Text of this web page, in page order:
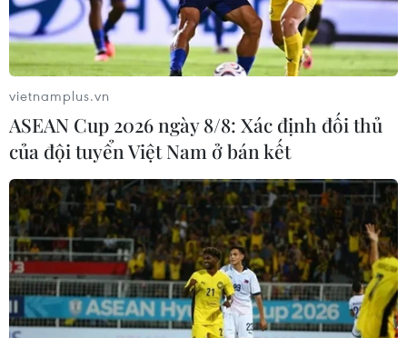
TP.HCM có thêm 1 ca dương tính liên
quan đến ổ dịch Tân Sơn Nhất
12/02/2021 12:56
Trường hợp này được phát hiện trong quá trình tầm soát
vietnamplus.vn
ASEAN Cup 2026 ngày 8/8: Xác định đối thủ
của đội tuyển Việt Nam ở bán kết